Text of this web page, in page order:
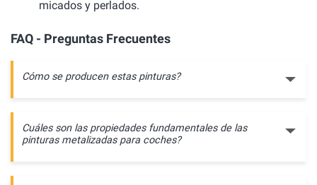
micados y perlados.
FAQ - Preguntas Frecuentes
Cómo se producen estas pinturas?
Cuáles son las propiedades fundamentales de las
pinturas metalizadas para coches?